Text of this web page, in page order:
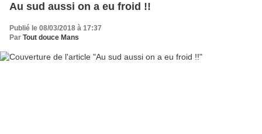
Au sud aussi on a eu froid !!
Publié le 08/03/2018 à 17:37
Par Tout douce Mans